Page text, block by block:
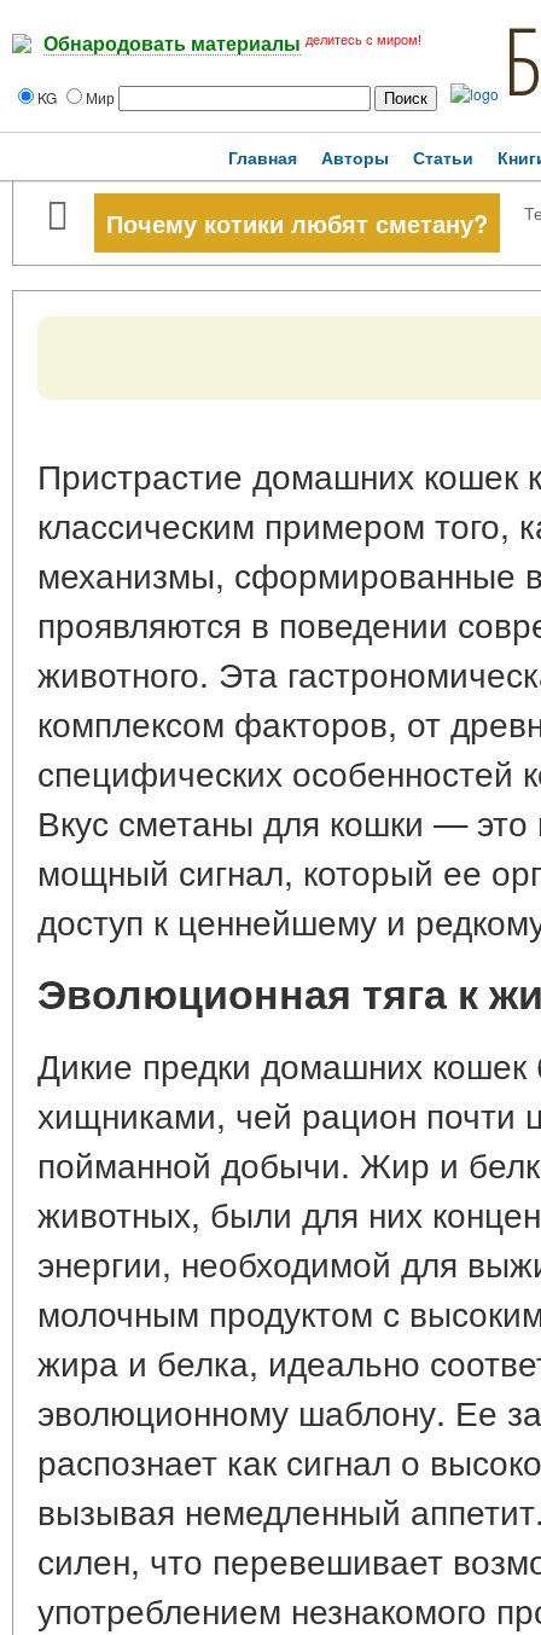
Обнародовать материалы делитесь с миром!
KG Мир
Главная Авторы Статьи
Почему котики любят сметану?
Пристрастие домашних кошек
классическим примером того,
механизмы, сформированные
проявляются в поведении
животного. Эта
комплексом факторов, от
специфических особенностей
Вкус сметаны для кошки — это
мощный сигнал, который ее
доступ к ценнейшему и
Эволюционная тяга к
Дикие предки домашних
хищниками, чей рацион почти
пойманной добычи. Жир и
животных, были для них
энергии, необходимой для
молочным продуктом с
жира и белка, идеально
эволюционному шаблону. Ее
распознает как сигнал о
вызывая немедленный
силен, что перевешивает
употреблением незнакомого